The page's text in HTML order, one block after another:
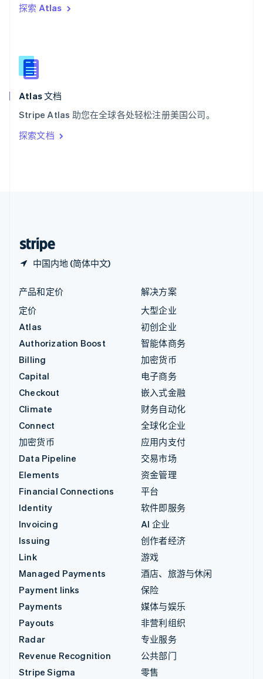
探索 Atlas
Atlas 文档
Stripe Atlas 助您在全球各处轻松注册美国公司。
探索文档
中国内地 (简体中文)
西班牙
新西兰
English
匈牙利
English
ItalianoEnglish
印度
English
产品和定价
定价
Atlas
Authorization Boost
Billing
Capital
Checkout
Climate
Connect
加密货币
Data Pipeline
Elements
Financial Connections
Identity
Invoicing
Issuing
Link
Managed Payments
Payment links
Payments
Payouts
Radar
Revenue Recognition
Stripe Sigma
解决方案
大型企业
初创企业
智能体商务
加密货币
电子商务
嵌入式金融
财务自动化
全球化企业
应用内支付
交易市场
资金管理
平台
软件即服务
AI 企业
创作者经济
游戏
酒店、旅游与休闲
保险
媒体与娱乐
非营利组织
专业服务
公共部门
零售